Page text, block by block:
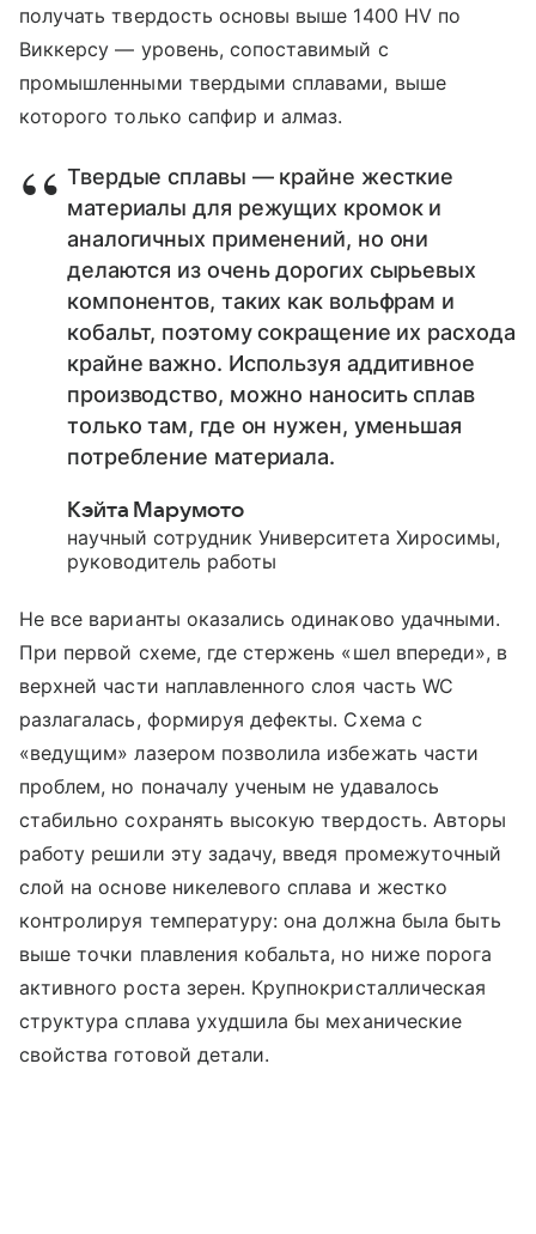
получать твердость основы выше 1400 HV по
Виккерсу — уровень, сопоставимый с
промышленными твердыми сплавами, выше
которого только сапфир и алмаз.
Твердые сплавы — крайне жесткие
материалы для режущих кромок и
аналогичных применений, но они
делают­ся из очень дорогих сырьевых
компонентов, таких как вольфрам и
кобальт, поэтому сокращение их расхода
крайне важно. Используя аддитивное
производство, можно наносить сплав
только там, где он нужен, уменьшая
потребление материала.
Кэйта Марумото
научный сотрудник Университета Хиросимы,
руководитель работы
Не все варианты оказались одинаково удачными.
При первой схеме, где стержень «шел впереди», в
верхней части наплавленного слоя часть WC
разлагалась, формируя дефекты. Схема с
«ведущим» лазером позволила избежать части
проблем, но поначалу ученым не удавалось
стабильно сохранять высокую твердость. Авторы
работу решили эту задачу, введя промежуточный
слой на основе никелевого сплава и жестко
контролируя температуру: она должна была быть
выше точки плавления кобальта, но ниже порога
активного роста зерен. Крупнокристаллическая
структура сплава ухудшила бы механические
свойства готовой детали.